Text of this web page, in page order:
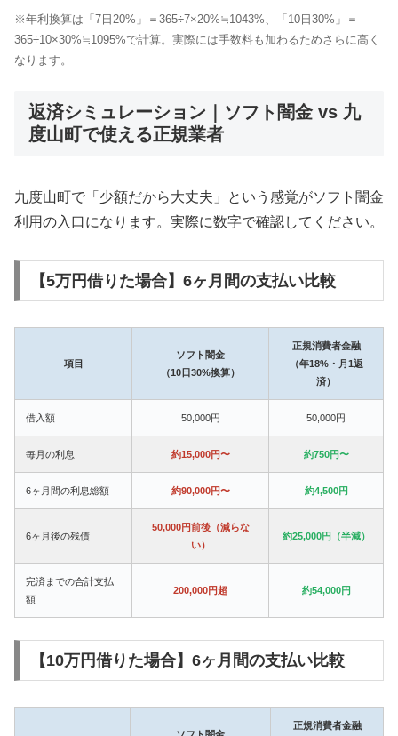
※年利換算は「7日20%」＝365÷7×20%≒1043%、「10日30%」＝
365÷10×30%≒1095%で計算。実際には手数料も加わるためさらに高く
なります。
返済シミュレーション｜ソフト闇金 vs 九
度山町で使える正規業者
九度山町で「少額だから大丈夫」という感覚がソフト闇金
利用の入口になります。実際に数字で確認してください。
【5万円借りた場合】6ヶ月間の支払い比較
項目
ソフト闇金
（10日30%換算）
正規消費者金融
（年18%・月1返
済）
借入額 50,000円 50,000円
毎月の利息 約15,000円〜 約750円〜
6ヶ月間の利息総額 約90,000円〜 約4,500円
6ヶ月後の残債
50,000円前後（減らな
い）
約25,000円（半減）
完済までの合計支払
額
200,000円超 約54,000円
【10万円借りた場合】6ヶ月間の支払い比較
正規消費者金融